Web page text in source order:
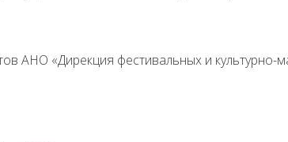
АНО «Дирекция фестивальных и культурно-